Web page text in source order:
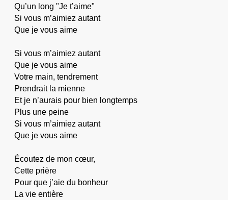
Qu’un long "Je t’aime"
Si vous m’aimiez autant
Que je vous aime
Si vous m’aimiez autant
Que je vous aime
Votre main, tendrement
Prendrait la mienne
Et je n’aurais pour bien longtemps
Plus une peine
Si vous m’aimiez autant
Que je vous aime
Écoutez de mon cœur,
Cette prière
Pour que j’aie du bonheur
La vie entière